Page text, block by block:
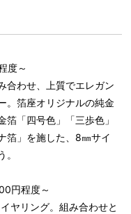
度～
合わせ、上質でエレガン
。箔座オリジナルの純金
「四号色」「三歩色」
箔」を施した、8㎜サイ
円程度～
ヤリング。組み合わせと